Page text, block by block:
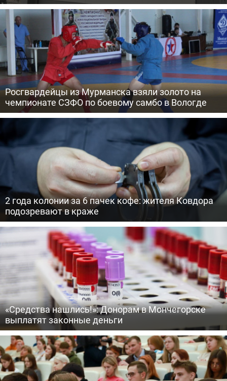
Росгвардейцы из Мурманска взяли золото на
чемпионате СЗФО по боевому самбо в Вологде
2 года колонии за 6 пачек кофе: жителя Ковдора
подозревают в краже
«Средства нашлись!»: Донорам в Мончегорске
выплатят законные деньги